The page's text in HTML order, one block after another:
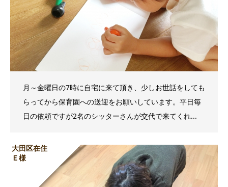
月～金曜日の7時に自宅に来て頂き、少しお世話をしても
らってから保育園への送迎をお願いしています。平日毎
日の依頼ですが2名のシッターさんが交代で来てくれ...
大田区在住
Ｅ様